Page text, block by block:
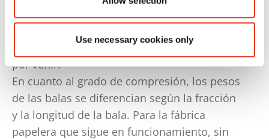
Use necessary cookies only
ello, dispone de reservas de capacidad que la
Stark GmbH de cara también a los volúmenes
por venir.
En cuanto al grado de compresión, los pesos
de las balas se diferencian según la fracción
y la longitud de la bala. Para la fábrica
papelera que sigue en funcionamiento, sin